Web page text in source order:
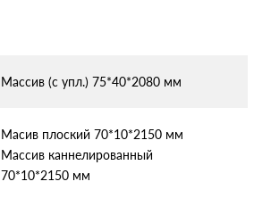
Массив (с упл.) 75*40*2080 мм
Масив плоский 70*10*2150 мм
Массив каннелированный
70*10*2150 мм